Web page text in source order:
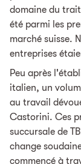
domaine du
été parmi les
marché suisse.
entreprises
Peu après
italien, un
au travail
Castorini. Ces
succursale de
change
commencé à